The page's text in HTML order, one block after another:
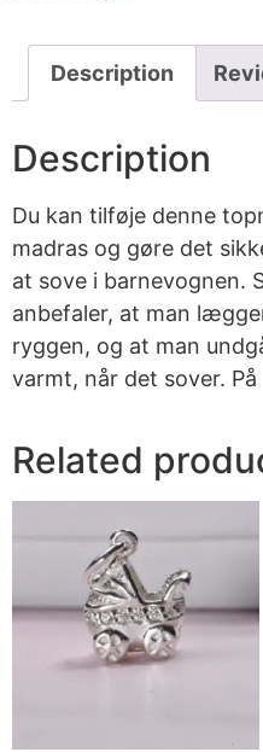
Description
Description
Du kan tilføje denne
madras og gøre det
at sove i barnevognen.
anbefaler, at man
ryggen, og at man
varmt, når det sover. På
Related